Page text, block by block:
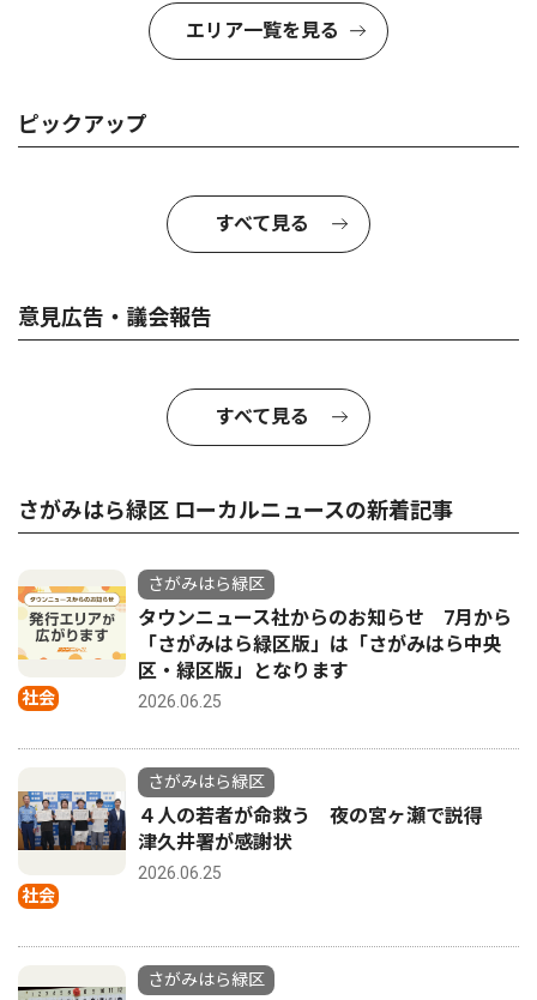
エリア一覧を見る
ピックアップ
すべて見る
意見広告・議会報告
すべて見る
さがみはら緑区 ローカルニュースの新着記事
社会
さがみはら緑区
タウンニュース社からのお知らせ 7月から
「さがみはら緑区版」は「さがみはら中央
区・緑区版」となります
2026.06.25
社会
さがみはら緑区
４人の若者が命救う 夜の宮ヶ瀬で説得
津久井署が感謝状
2026.06.25
さがみはら緑区